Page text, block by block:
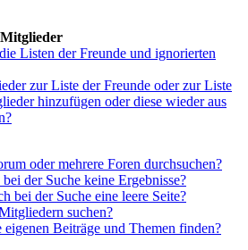
Listen der Freunde und ignorierten
zur Liste der Freunde oder zur Liste
hinzufügen oder diese wieder aus
oder mehrere Foren durchsuchen?
der Suche keine Ergebnisse?
bei der Suche eine leere Seite?
suchen?
Beiträge und Themen finden?